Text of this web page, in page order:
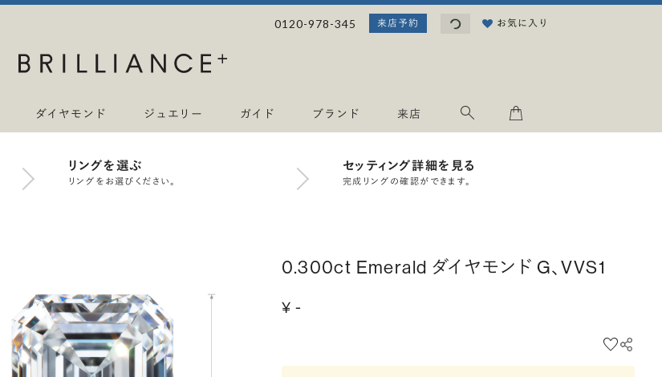
0120-978-345 来店予約 読み込み中...お気に入り
ダイヤモンド ジュエリー ガイド ブランド 来店
リングを選ぶ
リングをお選びください。
セッティング詳細を見る
完成リングの確認ができます。
0.300ct Emerald ダイヤモンド G、VVS1
¥ -